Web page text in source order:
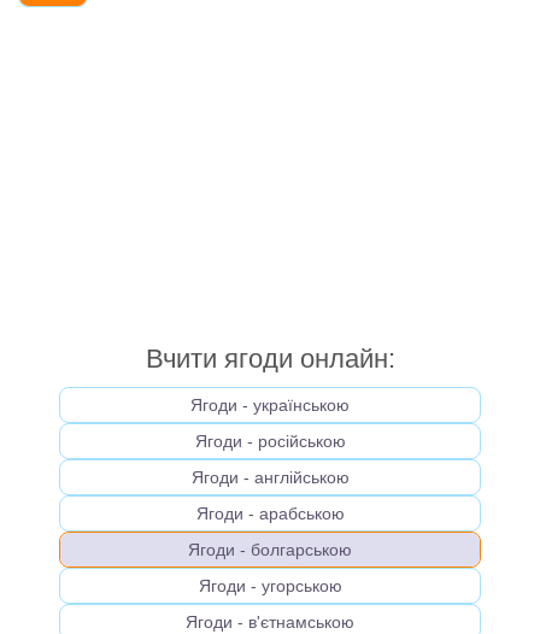
Вчити ягоди онлайн:
Ягоди - українською
Ягоди - російською
Ягоди - англійською
Ягоди - арабською
Ягоди - болгарською
Ягоди - угорською
Ягоди - в'єтнамською